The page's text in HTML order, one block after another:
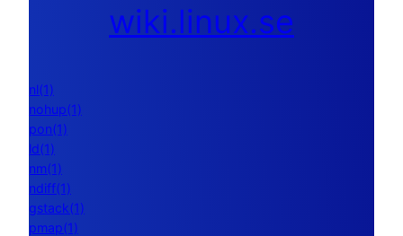
wiki.linux.se
nl(1)
nohup(1)
pon(1)
ld(1)
nm(1)
ndiff(1)
gstack(1)
pmap(1)